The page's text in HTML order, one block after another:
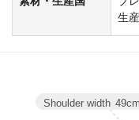
生
Shoulder width 49cm